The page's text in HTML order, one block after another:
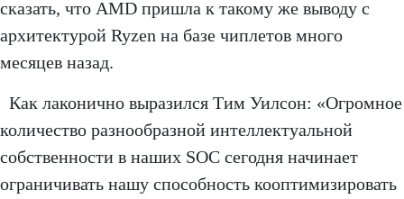
сказать, что AMD пришла к такому же выводу с
архитектурой Ryzen на базе чиплетов много
месяцев назад.
Как лаконично выразился Тим Уилсон: «Огромное
количество разнообразной интеллектуальной
собственности в наших SOC сегодня начинает
ограничивать нашу способность кооптимизировать